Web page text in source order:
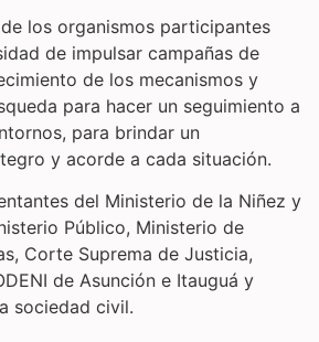
los organismos participantes
de impulsar campañas de
de los mecanismos y
para hacer un seguimiento a
para brindar un
y acorde a cada situación.
del Ministerio de la Niñez y
Público, Ministerio de
Corte Suprema de Justicia,
de Asunción e Itauguá y
sociedad civil.